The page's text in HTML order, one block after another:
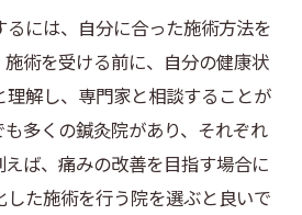
には、自分に合った施術方法を
術を受ける前に、自分の健康状
解し、専門家と相談することが
多くの鍼灸院があり、それぞれ
ば、痛みの改善を目指す場合に
した施術を行う院を選ぶと良いで